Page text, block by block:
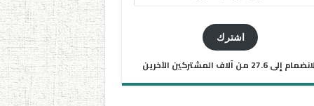
اشترك
إلى 27.6 من آلاف المشتركين الآخرين